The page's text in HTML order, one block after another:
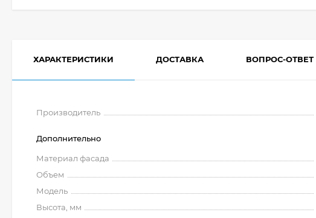
ХАРАКТЕРИСТИКИ ДОСТАВКА ВОПРОС-ОТВЕТ
Производитель
Дополнительно
Материал фасада
Объем
Модель
Высота, мм